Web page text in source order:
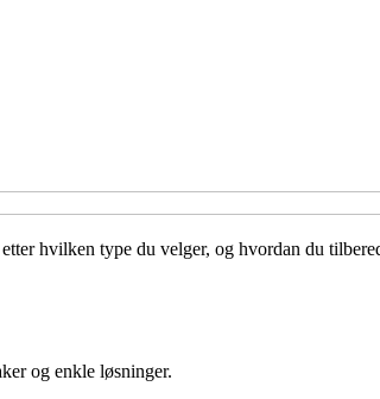
hvilken type du velger, og hvordan du
og enkle løsninger.